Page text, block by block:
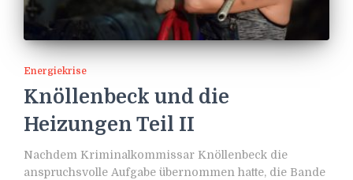
Energiekrise
Knöllenbeck und die
Heizungen Teil II
Nachdem Kriminalkommissar Knöllenbeck die
anspruchsvolle Aufgabe übernommen hatte, die Bande